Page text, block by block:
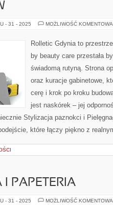
- 31 - 2025 MOŻLIWOŚĆ
Rolletic Gdynia to
by beauty care przestała
świadomą rutyną. Strona
oraz kuracje gabinetowe,
cerę i krok po kroku
jest naskórek – jej
Stylizacja paznokci i
które łączy piękno z
PAPETERIA
- 31 - 2025 MOŻLIWOŚĆ